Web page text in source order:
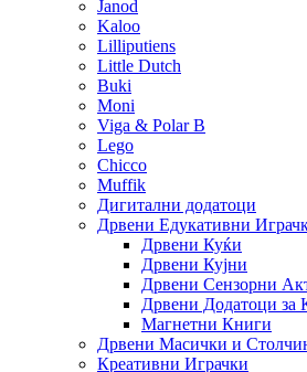
Janod
Kaloo
Lilliputiens
Little Dutch
Buki
Moni
Viga & Polar B
Lego
Chicco
Muffik
Дигитални додатоци
Дрвени Едукативни
Дрвени Куќи
Дрвени Кујни
Дрвени Сензорни
Дрвени Додатоци за
Магнетни Книги
Дрвени Масички и
Креативни Играчки